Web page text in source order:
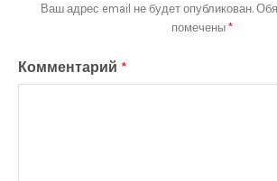
Ваш адрес email не будет опубликован.
помечены *
Комментарий *